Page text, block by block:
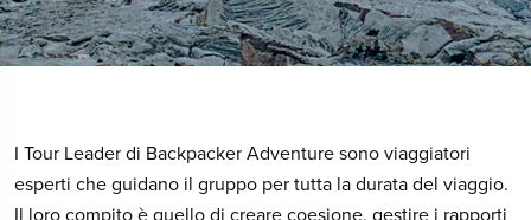
I Tour Leader di Backpacker Adventure sono viaggiatori
esperti che guidano il gruppo per tutta la durata del viaggio.
Il loro compito è quello di creare coesione, gestire i rapporti